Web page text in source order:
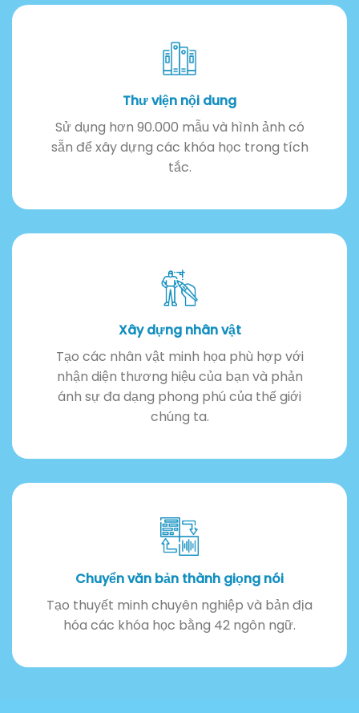
Thư viện nội dung
Sử dụng hơn 90.000 mẫu và hình ảnh có
sẵn để xây dựng các khóa học trong tích
tắc.
Xây dựng nhân vật
Tạo các nhân vật minh họa phù hợp với
nhận diện thương hiệu của bạn và phản
ánh sự đa dạng phong phú của thế giới
chúng ta.
Chuyển văn bản thành giọng nói
Tạo thuyết minh chuyên nghiệp và bản địa
hóa các khóa học bằng 42 ngôn ngữ.